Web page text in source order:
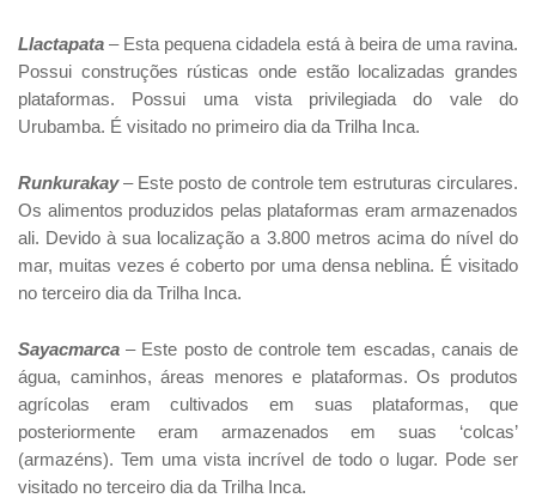
Llactapata – Esta pequena cidadela está à beira de uma ravina.
Possui construções rústicas onde estão localizadas grandes
plataformas. Possui uma vista privilegiada do vale do
Urubamba. É visitado no primeiro dia da Trilha Inca.
Runkurakay– Este posto de controle tem estruturas circulares.
Os alimentos produzidos pelas plataformas eram armazenados
ali. Devido à sua localização a 3.800 metros acima do nível do
mar, muitas vezes é coberto por uma densa neblina. É visitado
no terceiro dia da Trilha Inca.
Sayacmarca – Este posto de controle tem escadas, canais de
água, caminhos, áreas menores e plataformas. Os produtos
agrícolas eram cultivados em suas plataformas, que
posteriormente eram armazenados em suas ‘colcas’
(armazéns). Tem uma vista incrível de todo o lugar. Pode ser
visitado no terceiro dia da Trilha Inca.